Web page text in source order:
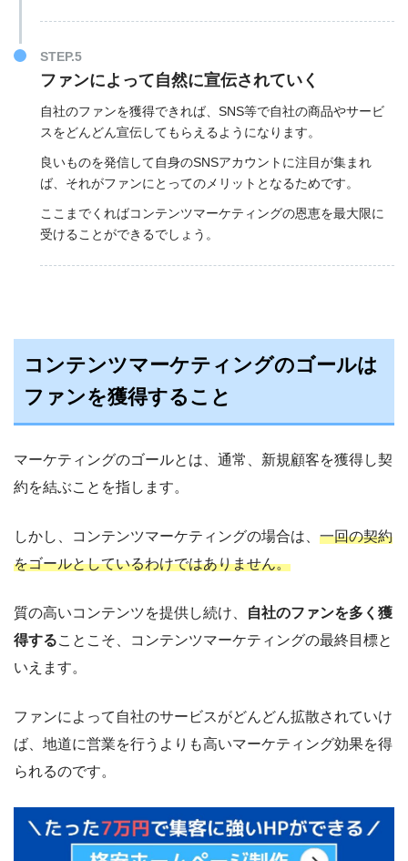
STEP.5
ファンによって自然に宣伝されていく
自社のファンを獲得できれば、SNS等で自社の商品やサービ
スをどんどん宣伝してもらえるようになります。
良いものを発信して自身のSNSアカウントに注目が集まれ
ば、それがファンにとってのメリットとなるためです。
ここまでくればコンテンツマーケティングの恩恵を最大限に
受けることができるでしょう。
コンテンツマーケティングのゴールは
ファンを獲得すること
マーケティングのゴールとは、通常、新規顧客を獲得し契
約を結ぶことを指します。
しかし、コンテンツマーケティングの場合は、 一回の契約
をゴールとしているわけではありません。
質の高いコンテンツを提供し続け、
自社のファンを多く獲
得することこそ、コンテンツマーケティングの最終目標と
いえます。
ファンによって自社のサービスがどんどん拡散されていけ
ば、地道に営業を行うよりも高いマーケティング効果を得
られるのです。